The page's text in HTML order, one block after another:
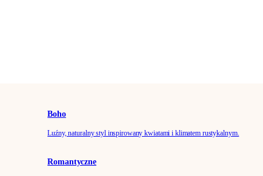
Boho
Luźny, naturalny styl inspirowany kwiatami i klimatem rustykalnym.
Romantyczne